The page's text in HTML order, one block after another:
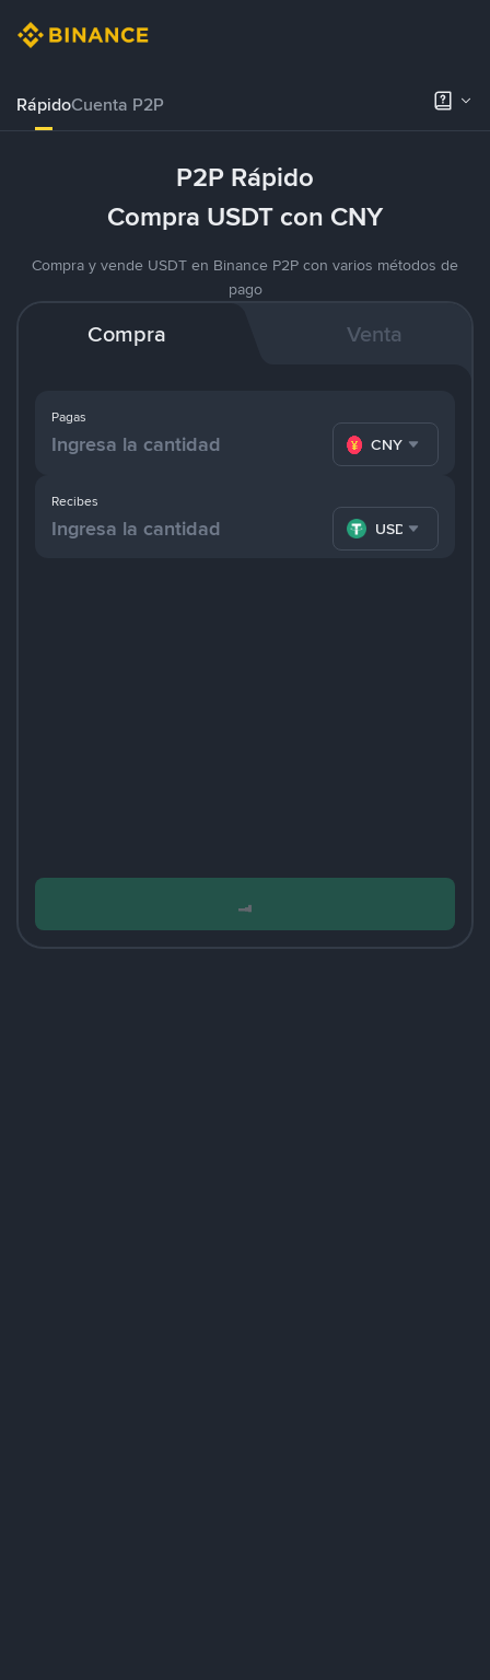
RápidoCuenta P2P
P2P Rápido
Compra USDT con CNY
Compra y vende USDT en Binance P2P con varios métodos de
pago
Compra Venta
Pagas
CNY
Recibes
USDT